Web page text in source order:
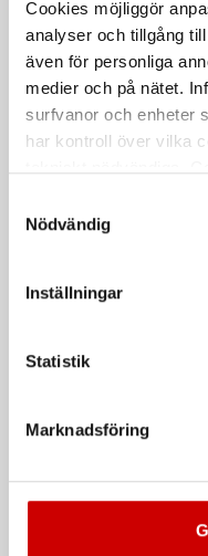
Cookies möjliggör
analyser och tillgång
även för personliga
medier och på nätet.
surfvanor och enheter
har kontroll över vilka
länder utanför EU med
att godkänna
Nödvändig
Inställningar
Statistik
Marknadsföring
Hög & snabb
vid konstant läckage
Absorbent Universal
De som köpte,